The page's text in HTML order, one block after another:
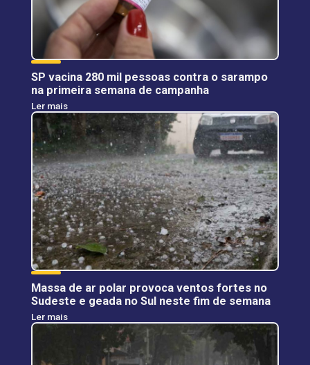
SP vacina 280 mil pessoas contra o sarampo
na primeira semana de campanha
Ler mais
Massa de ar polar provoca ventos fortes no
Sudeste e geada no Sul neste fim de semana
Ler mais